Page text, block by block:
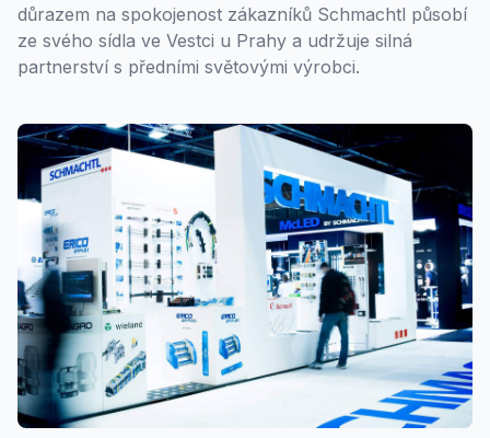
důrazem na spokojenost zákazníků Schmachtl působí
ze svého sídla ve Vestci u Prahy a udržuje silná
partnerství s předními světovými výrobci.